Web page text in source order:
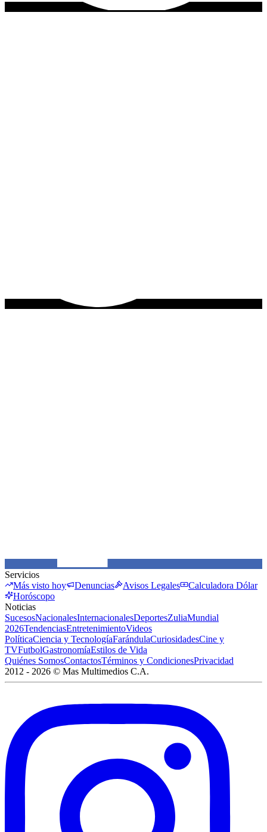
Servicios
Más visto hoy
Denuncias Avisos Legales
Calculadora Dólar
Horóscopo
Noticias
SucesosNacionalesInternacionalesDeportesZuliaMundial
2026TendenciasEntretenimientoVideos
PolíticaCiencia y TecnologíaFarándulaCuriosidadesCine y
TVFutbolGastronomíaEstilos de Vida
Quiénes SomosContactosTérminos y CondicionesPrivacidad
2012 - 2026 © Mas Multimedios C.A.